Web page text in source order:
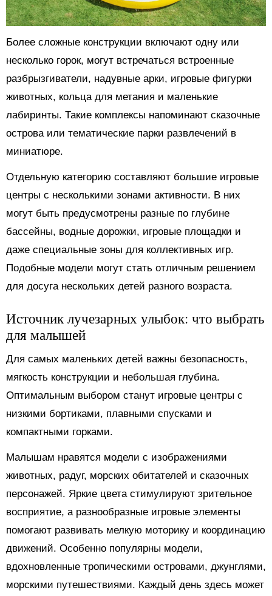
Более сложные конструкции включают одну или
несколько горок, могут встречаться встроенные
разбрызгиватели, надувные арки, игровые фигурки
животных, кольца для метания и маленькие
лабиринты. Такие комплексы напоминают сказочные
острова или тематические парки развлечений в
миниатюре.
Отдельную категорию составляют большие игровые
центры с несколькими зонами активности. В них
могут быть предусмотрены разные по глубине
бассейны, водные дорожки, игровые площадки и
даже специальные зоны для коллективных игр.
Подобные модели могут стать отличным решением
для досуга нескольких детей разного возраста.
Источник лучезарных улыбок: что выбрать
для малышей
Для самых маленьких детей важны безопасность,
мягкость конструкции и небольшая глубина.
Оптимальным выбором станут игровые центры с
низкими бортиками, плавными спусками и
компактными горками.
Малышам нравятся модели с изображениями
животных, радуг, морских обитателей и сказочных
персонажей. Яркие цвета стимулируют зрительное
восприятие, а разнообразные игровые элементы
помогают развивать мелкую моторику и координацию
движений. Особенно популярны модели,
вдохновленные тропическими островами, джунглями,
морскими путешествиями. Каждый день здесь может